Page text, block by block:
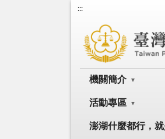
:::
機關簡介
活動專區
澎湖什麼都行，